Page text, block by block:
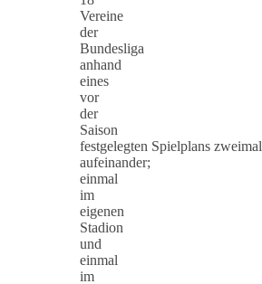
Vereine
der
Bundesliga
anhand
eines
vor
der
Saison
festgelegten Spielplans zweimal
aufeinander;
einmal
im
eigenen
Stadion
und
einmal
im